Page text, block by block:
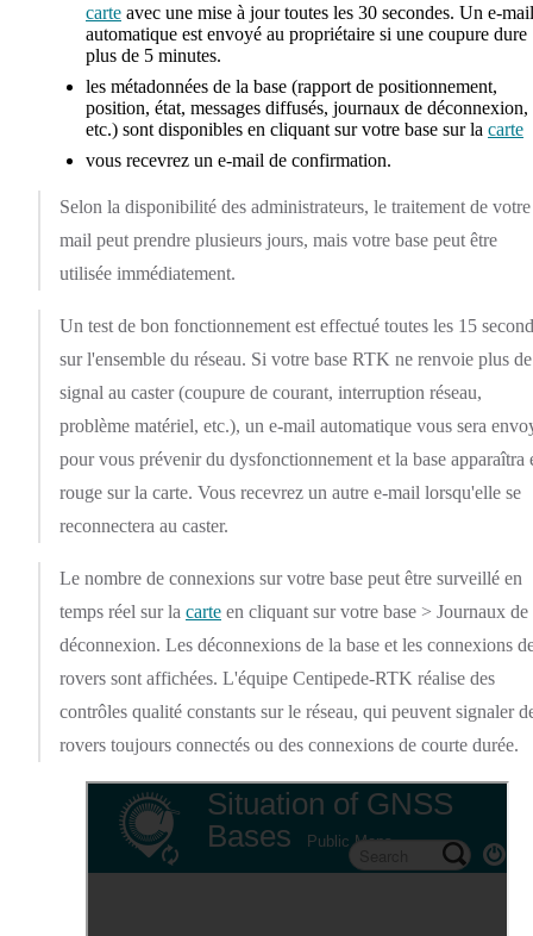
carte avec une mise à jour toutes les 30 secondes. Un e-mail
automatique est envoyé au propriétaire si une coupure dure
plus de 5 minutes.
les métadonnées de la base (rapport de positionnement,
position, état, messages diffusés, journaux de déconnexion,
etc.) sont disponibles en cliquant sur votre base sur la carte
vous recevrez un e-mail de confirmation.
Selon la disponibilité des administrateurs, le traitement de
mail peut prendre plusieurs jours, mais votre base peut être
utilisée immédiatement.
Un test de bon fonctionnement est effectué toutes les 15
sur l'ensemble du réseau. Si votre base RTK ne renvoie plus de
signal au caster (coupure de courant, interruption réseau,
problème matériel, etc.), un e-mail automatique vous sera
pour vous prévenir du dysfonctionnement et la base apparaîtra
rouge sur la carte. Vous recevrez un autre e-mail lorsqu'elle se
reconnectera au caster.
Le nombre de connexions sur votre base peut être surveillé en
temps réel sur la carte en cliquant sur votre base > Journaux de
déconnexion. Les déconnexions de la base et les connexions
rovers sont affichées. L'équipe Centipede-RTK réalise des
contrôles qualité constants sur le réseau, qui peuvent signaler
rovers toujours connectés ou des connexions de courte durée.